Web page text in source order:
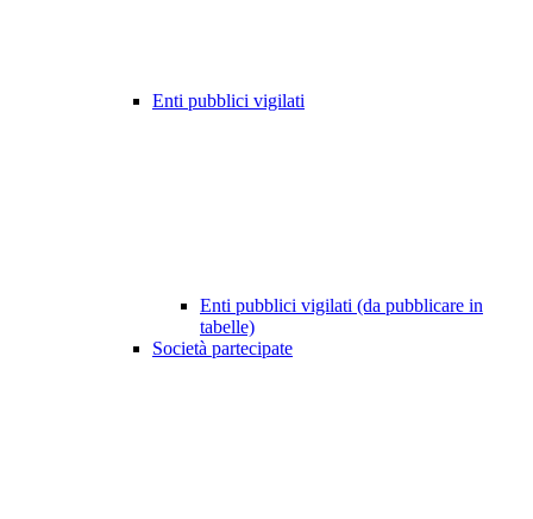
Enti pubblici vigilati
Enti pubblici vigilati (da pubblicare in
tabelle)
Società partecipate